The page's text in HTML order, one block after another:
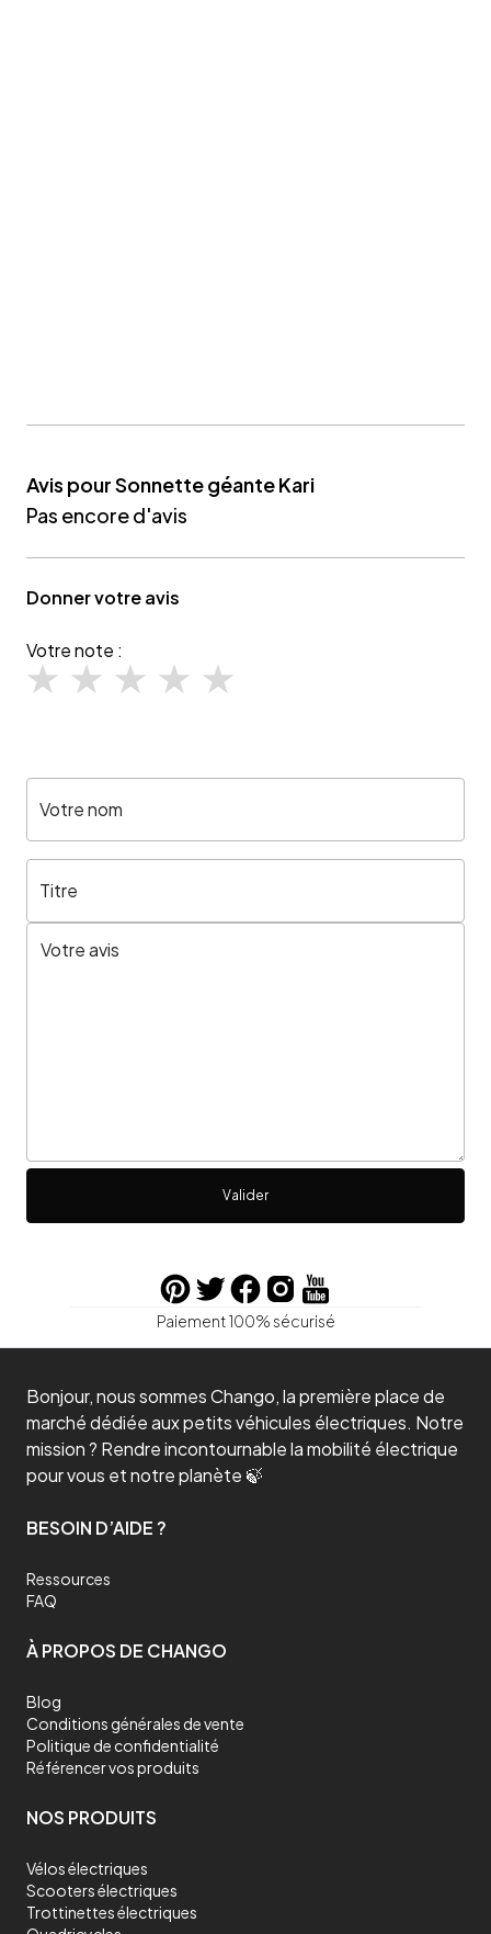
Avis pour Sonnette géante Kari
Pas encore d'avis
Donner votre avis
Votre note :
Votre nom
Titre
Valider
Paiement 100% sécurisé
Bonjour, nous sommes Chango, la première place de
marché dédiée aux petits véhicules électriques. Notre
mission ? Rendre incontournable la mobilité électrique
pour vous et notre planète 🍃
BESOIN D’AIDE ?
Ressources
FAQ
À PROPOS DE CHANGO
Blog
Conditions générales de vente
Politique de confidentialité
Référencer vos produits
NOS PRODUITS
Vélos électriques
Scooters électriques
Trottinettes électriques